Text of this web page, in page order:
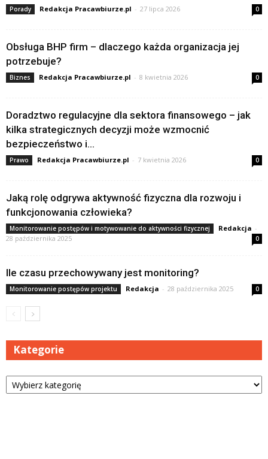
Porady Redakcja Pracawbiurze.pl - 27 lipca 2026 0
Obsługa BHP firm – dlaczego każda organizacja jej
potrzebuje?
Biznes Redakcja Pracawbiurze.pl - 8 kwietnia 2026 0
Doradztwo regulacyjne dla sektora finansowego – jak
kilka strategicznych decyzji może wzmocnić
bezpieczeństwo i...
Prawo Redakcja Pracawbiurze.pl - 7 kwietnia 2026 0
Jaką rolę odgrywa aktywność fizyczna dla rozwoju i
funkcjonowania człowieka?
Monitorowanie postępów i motywowanie do aktywności fizycznej Redakcja -
28 października 2025
0
Ile czasu przechowywany jest monitoring?
Monitorowanie postępów projektu Redakcja - 28 października 2025 0
Kategorie
Kategorie